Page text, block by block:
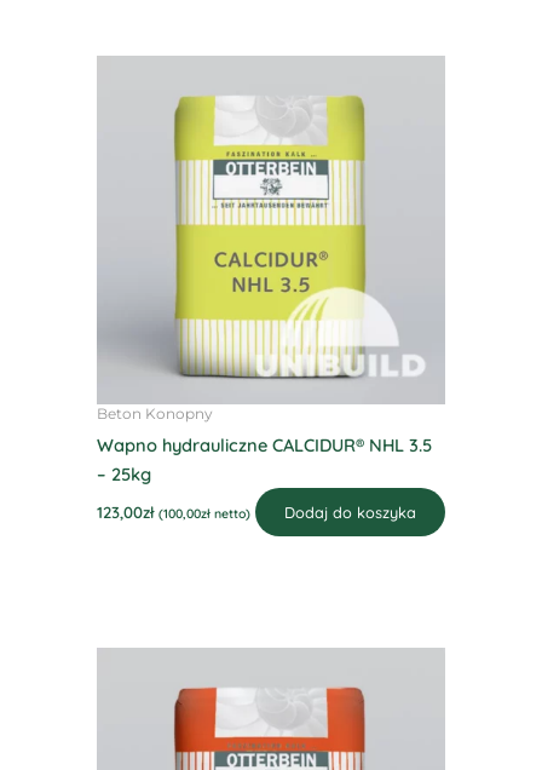
Beton Konopny
Wapno hydrauliczne CALCIDUR® NHL 3.5
– 25kg
123,00zł (100,00zł netto) Dodaj do koszyka